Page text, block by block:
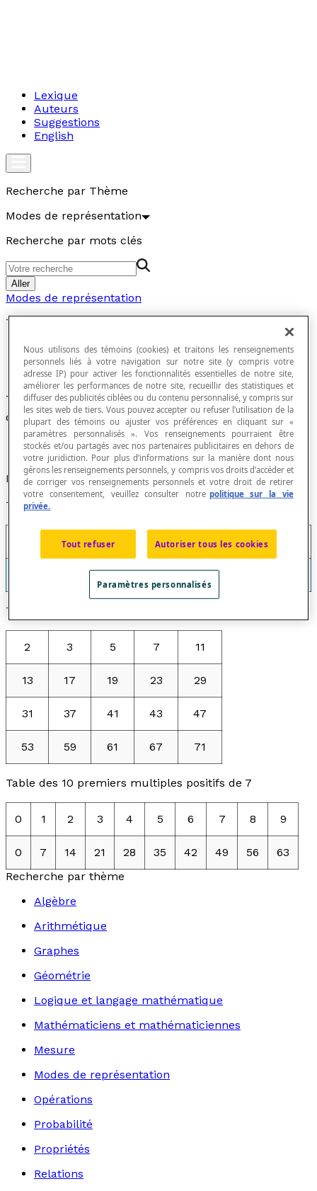
Lexique
Auteurs
Suggestions
English
Recherche par Thème
Modes de représentation
Recherche par mots clés
Aller
Modes de représentation
Table de nombres
Tableau dans lequel des nombres sont disposés
d'une façon méthodique en lignes et colonnes.
Exemples
Table des carrés
2 3 5 6 7 8
9 16 25 36
Table des 20 premiers nombres premiers
2 3 5 7 11
13 17 19 23 29
31 37 41 43 47
53 59 61 67 71
Table des 10 premiers multiples positifs de 7
0 1 2 3 4 5 6 7 8 9
0 7 14 21 28 35 42 49 56
63
Recherche par thème
Algèbre
Arithmétique
Graphes
Géométrie
Logique et langage mathématique
Mathématiciens et mathématiciennes
Mesure
Modes de représentation
Opérations
Probabilité
Propriétés
Relations
Nous utilisons des témoins (cookies) et traitons les renseignements
personnels liés à votre navigation sur notre site (y compris votre
adresse IP) pour activer les fonctionnalités essentielles de notre site,
améliorer les performances de notre site, recueillir des statistiques et
diffuser des publicités ciblées ou du contenu personnalisé, y compris sur
les sites web de tiers. Vous pouvez accepter ou refuser l’utilisation de la
plupart des témoins ou ajuster vos préférences en cliquant sur «
paramètres personnalisés ». Vos renseignements pourraient être
stockés et/ou partagés avec nos partenaires publicitaires en dehors de
votre juridiction. Pour plus d’informations sur la manière dont nous
gérons les renseignements personnels, y compris vos droits d’accéder et
de corriger vos renseignements personnels et votre droit de retirer
votre consentement, veuillez consulter notre politique sur la vie
privée.
Tout refuser Autoriser tous les cookies
Paramètres personnalisés